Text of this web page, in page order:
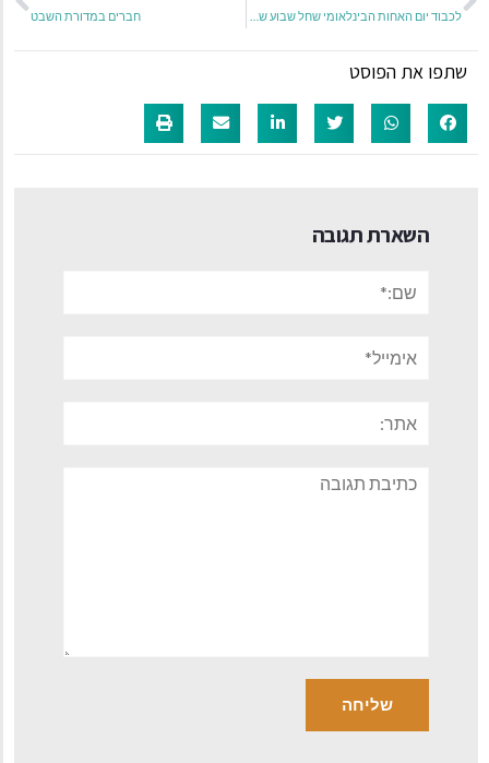
חברים במדורת השבט
שתפו את הפוסט
השארת תגובה
תגובה